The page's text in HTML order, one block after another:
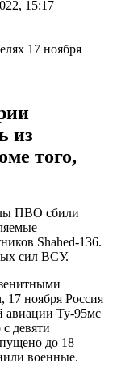
15:17
из
того,
ПВО сбили
Shahed-136.
сил ВСУ.
ноября Россия
авиации Ту-95мс
девяти
до 18
военные.